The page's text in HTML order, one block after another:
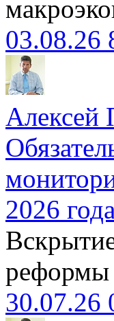
03.08.26
Алексей
2026
реформы
30.07.26